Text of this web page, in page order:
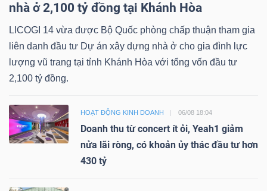
nhà ở 2,100 tỷ đồng tại Khánh Hòa
LICOGI 14 vừa được Bộ Quốc phòng chấp thuận tham gia
liên danh đầu tư Dự án xây dựng nhà ở cho gia đình lực
lượng vũ trang tại tỉnh Khánh Hòa với tổng vốn đầu tư
2,100 tỷ đồng.
HOẠT ĐỘNG KINH DOANH 06/08 18:04
Doanh thu từ concert ít ỏi, Yeah1 giảm
nửa lãi ròng, có khoản ủy thác đầu tư hơn
430 tỷ